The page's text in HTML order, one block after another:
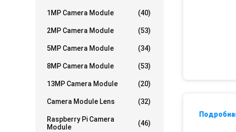
1MP Camera Module (40)
2MP Camera Module (53)
5MP Camera Module (34)
8MP Camera Module (53)
13MP Camera Module (20)
Camera Module Lens (32)
Raspberry Pi Camera
Module
(46)